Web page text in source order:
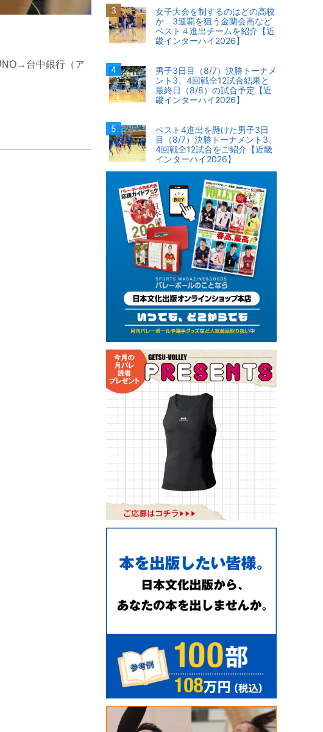
台中銀行（ア
女子大会を制するのはどの高校
か 3連覇を狙う金蘭会高など
ベスト４進出チームを紹介【近
畿インターハイ2026】
男子3日目（8/7）決勝トーナメ
ント3、4回戦全12試合結果と
最終日（8/8）の試合予定【近
畿インターハイ2026】
ベスト4進出を懸けた男子3日
目（8/7）決勝トーナメント3、
4回戦全12試合をご紹介【近畿
インターハイ2026】